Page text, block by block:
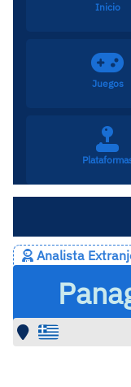
Inicio
Juegos
Analista